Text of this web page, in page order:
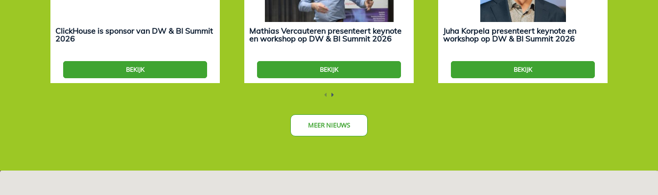
ClickHouse is sponsor van DW & BI Summit
2026
BEKIJK
Mathias Vercauteren presenteert keynote
en workshop op DW & BI Summit 2026
BEKIJK
Juha Korpela presenteert keynote en
workshop op DW & BI Summit 2026
BEKIJK
MEER NIEUWS